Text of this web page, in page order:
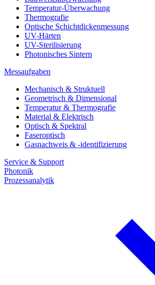
Temperatur-Überwachung
Thermografie
Optische Schichtdickenmessung
UV-Härten
UV-Sterilisierung
Photonisches Sintern
Messaufgaben
Mechanisch & Struktuell
Geometrisch & Dimensional
Temperatur & Thermografie
Material & Elektrisch
Optisch & Spektral
Faseroptisch
Gasnachweis & -identifizierung
Service & Support
Photonik
Prozessanalytik